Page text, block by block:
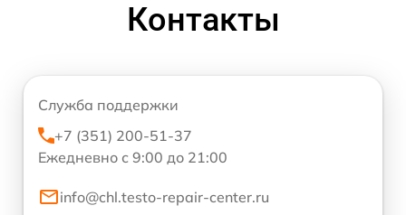
Контакты
Служба поддержки
+7 (351) 200-51-37
Ежедневно с 9:00 до 21:00
info@chl.testo-repair-center.ru